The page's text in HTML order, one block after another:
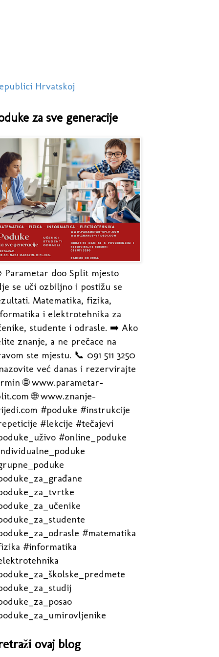
Hrvatskoj
za sve generacije
Parametar doo Split mjesto
se uči ozbiljno i postižu se
Matematika, fizika,
i elektrotehnika za
studente i odrasle. ➡️ Ako
znanje, a ne prečace na
ste mjestu. 📞 091 511 3250
već danas i rezervirajte
🌐 www.parametar-
🌐 www.znanje-
#poduke #instrukcije
#lekcije #tečajevi
#online_poduke
#matematika
#informatika
ovaj blog